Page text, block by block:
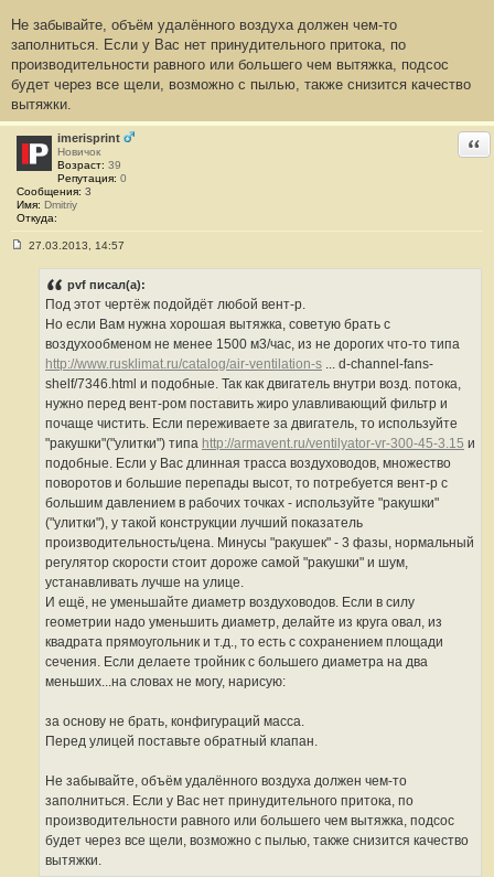
Не забывайте, объём удалённого воздуха должен чем-то
заполниться. Если у Вас нет принудительного притока, по
производительности равного или большего чем вытяжка, подсос
будет через все щели, возможно с пылью, также снизится качество
вытяжки.
imerisprint
Новичок
Возраст: 39
Репутация: 0
Сообщения: 3
Имя: Dmitriy
Откуда:
27.03.2013, 14:57
pvf писал(а):
Под этот чертёж подойдёт любой вент-р.
Но если Вам нужна хорошая вытяжка, советую брать с
воздухообменом не менее 1500 м3/час, из не дорогих что-то типа
http://www.rusklimat.ru/catalog/air-ventilation-s ... d-channel-fans-
shelf/7346.html и подобные. Так как двигатель внутри возд. потока,
нужно перед вент-ром поставить жиро улавливающий фильтр и
почаще чистить. Если переживаете за двигатель, то используйте
"ракушки"("улитки") типа http://armavent.ru/ventilyator-vr-300-45-3.15 и
подобные. Если у Вас длинная трасса воздуховодов, множество
поворотов и большие перепады высот, то потребуется вент-р с
большим давлением в рабочих точках - используйте "ракушки"
("улитки"), у такой конструкции лучший показатель
производительность/цена. Минусы "ракушек" - 3 фазы, нормальный
регулятор скорости стоит дороже самой "ракушки" и шум,
устанавливать лучше на улице.
И ещё, не уменьшайте диаметр воздуховодов. Если в силу
геометрии надо уменьшить диаметр, делайте из круга овал, из
квадрата прямоугольник и т.д., то есть с сохранением площади
сечения. Если делаете тройник с большего диаметра на два
меньших...на словах не могу, нарисую:
за основу не брать, конфигураций масса.
Перед улицей поставьте обратный клапан.
Не забывайте, объём удалённого воздуха должен чем-то
заполниться. Если у Вас нет принудительного притока, по
производительности равного или большего чем вытяжка, подсос
будет через все щели, возможно с пылью, также снизится качество
вытяжки.